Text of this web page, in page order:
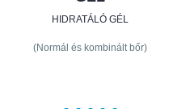
HIDRATÁLÓ GÉL
(Normál és kombinált bőr)